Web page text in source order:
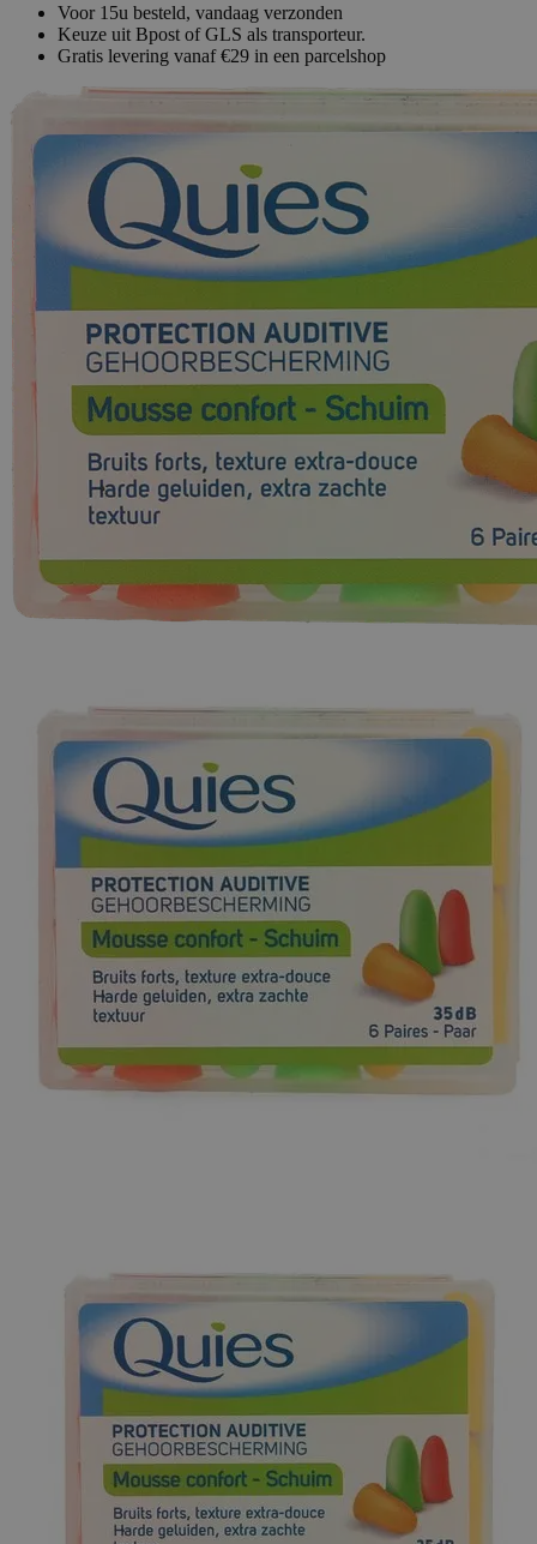
Voor 15u besteld, vandaag verzonden
Keuze uit Bpost of GLS als transporteur.
Gratis levering vanaf €29 in een parcelshop